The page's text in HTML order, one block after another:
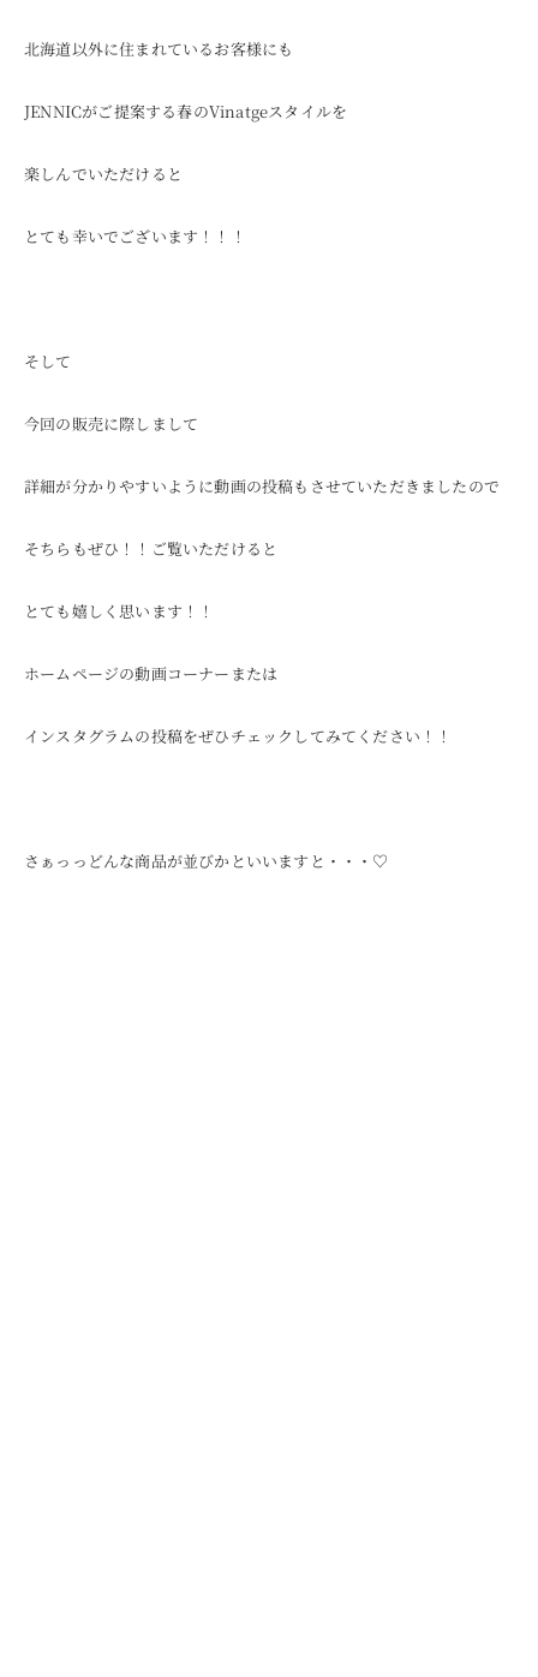
北海道以外に住まれているお客様にも
JENNICがご提案する春のVinatgeスタイルを
楽しんでいただけると
とても幸いでございます！！！
そして
今回の販売に際しまして
詳細が分かりやすいように動画の投稿もさせていただきましたので
そちらもぜひ！！ご覧いただけると
とても嬉しく思います！！
ホームページの動画コーナーまたは
インスタグラムの投稿をぜひチェックしてみてください！！
さぁっっどんな商品が並びかといいますと・・・♡